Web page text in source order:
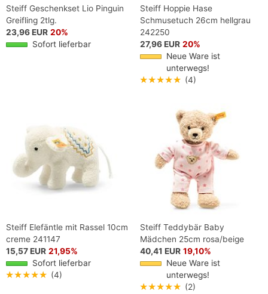
Steiff Geschenkset Lio Pinguin
Greifling 2tlg.
23,96 EUR 20%
Sofort lieferbar
Steiff Hoppie Hase
Schmusetuch 26cm hellgrau
242250
27,96 EUR 20%
Neue Ware ist
unterwegs!
★★★★★ (4)
Steiff Elefäntle mit Rassel 10cm
creme 241147
15,57 EUR 21,95%
Sofort lieferbar
★★★★★ (4)
Steiff Teddybär Baby
Mädchen 25cm rosa/beige
40,41 EUR 19,10%
Neue Ware ist
unterwegs!
★★★★★ (2)